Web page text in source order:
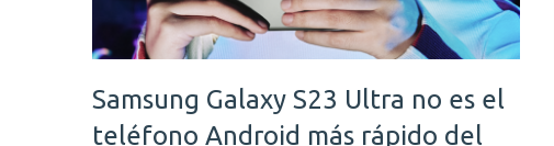
Samsung Galaxy S23 Ultra no es el
teléfono Android más rápido del